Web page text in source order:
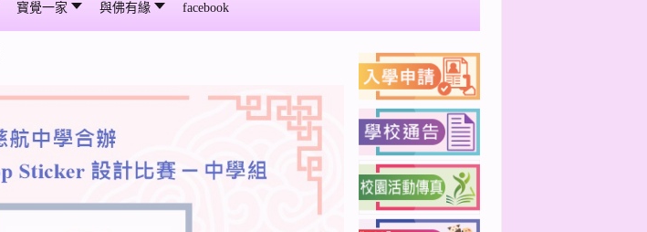
寳覺一家 與佛有緣 facebook